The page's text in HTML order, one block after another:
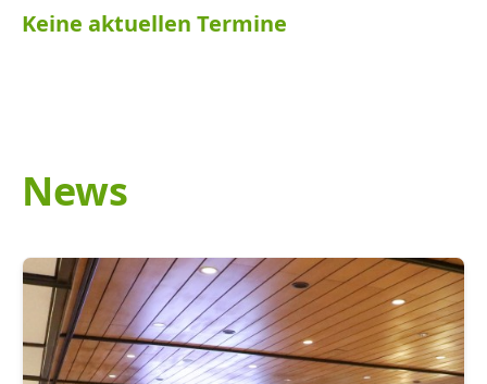
Keine aktuellen Termine
News